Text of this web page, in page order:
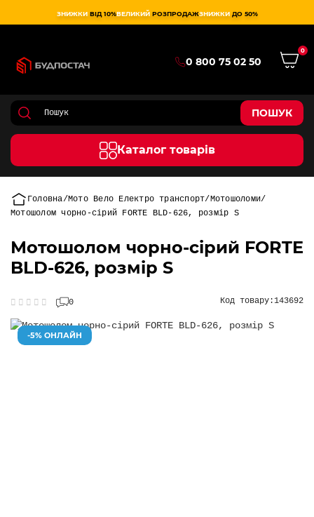
ЗНИЖКИ ВІД 10%ВЕЛИКИЙ РОЗПРОДАЖЗНИЖКИ ДО 50%
0 800 75 02 50
0
ПОШУК
Каталог товарів
Головна Мото Вело Електро транспорт Мотошоломи
Мотошолом чорно-сірий FORTE BLD-626, розмір S
Мотошолом чорно-сірий FORTE
BLD-626, розмір S
0 Код товару:143692
-5% ОНЛАЙН